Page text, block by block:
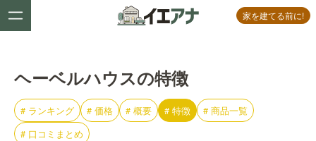
家を建てる前に!
ヘーベルハウスの特徴
# ランキング # 価格 # 概要 # 特徴 # 商品一覧
# 口コミまとめ